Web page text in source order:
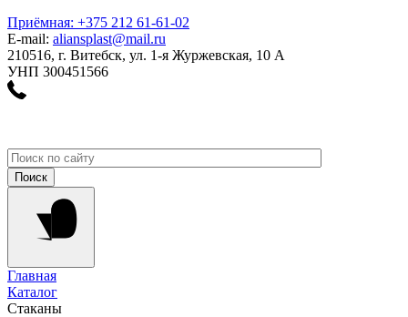
Приёмная: +375 212 61-61-02
E-mail: aliansplast@mail.ru
210516, г. Витебск, ул. 1-я Журжевская, 10 А
УНП 300451566
Главная
Каталог
Стаканы